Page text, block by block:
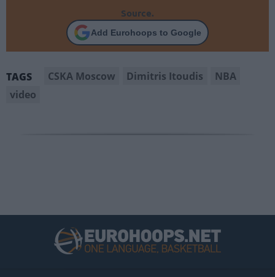
Source.
Add Eurohoops to Google
TAGS CSKA Moscow Dimitris Itoudis
NBA
video